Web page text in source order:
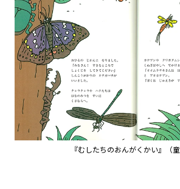
『むしたちのおんがくかい』（童